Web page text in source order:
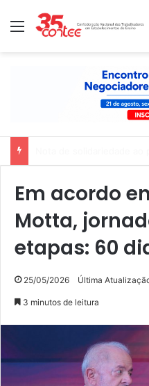
Menu
Em acordo
Motta,
etapas: 60
25/05/2026 Última
3 minutos de leitura